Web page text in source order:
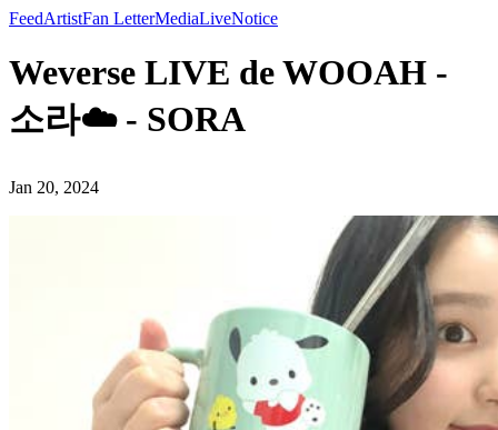
FeedArtistFan LetterMediaLiveNotice
Weverse LIVE de WOOAH -
소라☁️ - SORA
Jan 20, 2024